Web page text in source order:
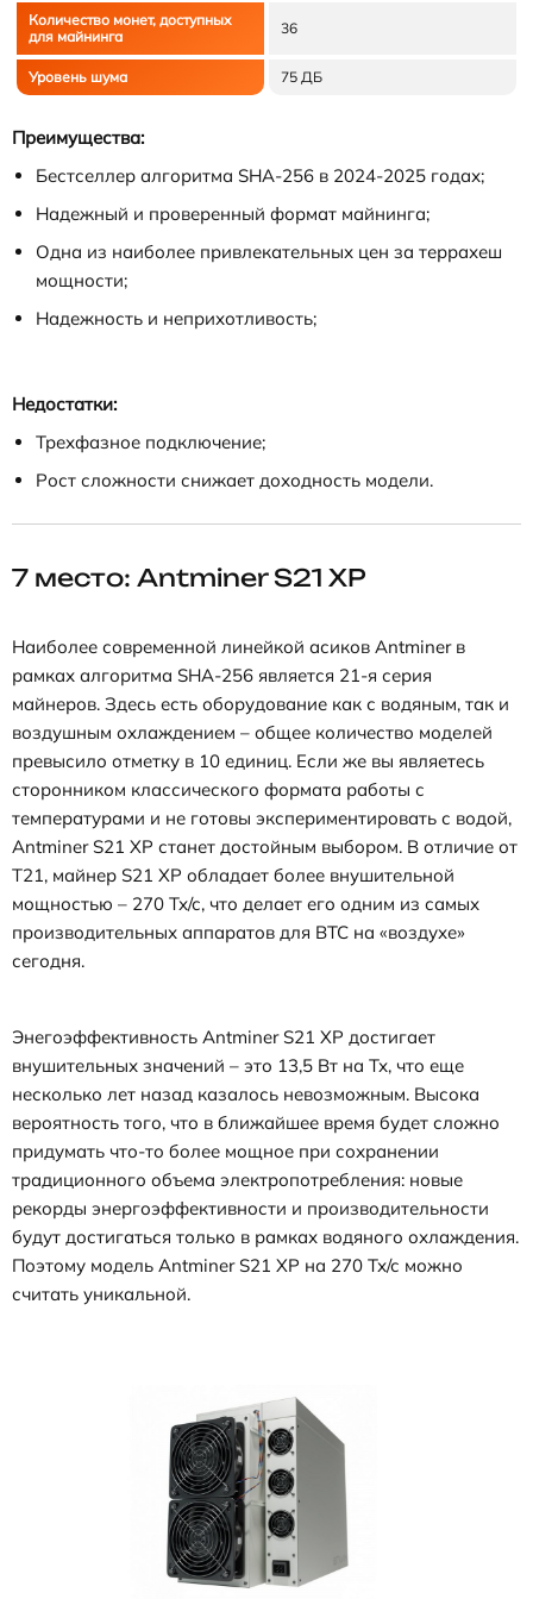
Количество монет, доступных
для майнинга
36
Уровень шума 75 ДБ
Преимущества:
Бестселлер алгоритма SHA-256 в 2024-2025 годах;
Надежный и проверенный формат майнинга;
Одна из наиболее привлекательных цен за террахеш
мощности;
Надежность и неприхотливость;
Недостатки:
Трехфазное подключение;
Рост сложности снижает доходность модели.
7 место: Antminer S21 XP
Наиболее современной линейкой асиков Antminer в
рамках алгоритма SHA-256 является 21-я серия
майнеров. Здесь есть оборудование как с водяным, так и
воздушным охлаждением – общее количество моделей
превысило отметку в 10 единиц. Если же вы являетесь
сторонником классического формата работы с
температурами и не готовы экспериментировать с водой,
Antminer S21 XP станет достойным выбором. В отличие от
T21, майнер S21 XP обладает более внушительной
мощностью – 270 Тх/с, что делает его одним из самых
производительных аппаратов для BTC на «воздухе»
сегодня.
Энегоэффективность Antminer S21 XP достигает
внушительных значений – это 13,5 Вт на Тх, что еще
несколько лет назад казалось невозможным. Высока
вероятность того, что в ближайшее время будет сложно
придумать что-то более мощное при сохранении
традиционного объема электропотребления: новые
рекорды энергоэффективности и производительности
будут достигаться только в рамках водяного охлаждения.
Поэтому модель Antminer S21 XP на 270 Тх/с можно
считать уникальной.